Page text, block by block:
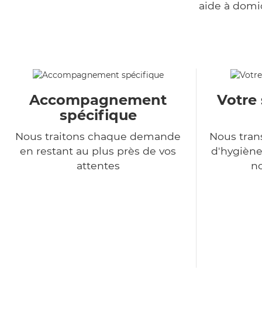
aide à
Accompagnement
spécifique
Nous traitons chaque demande
en restant au plus près de vos
attentes
Votre
Nous